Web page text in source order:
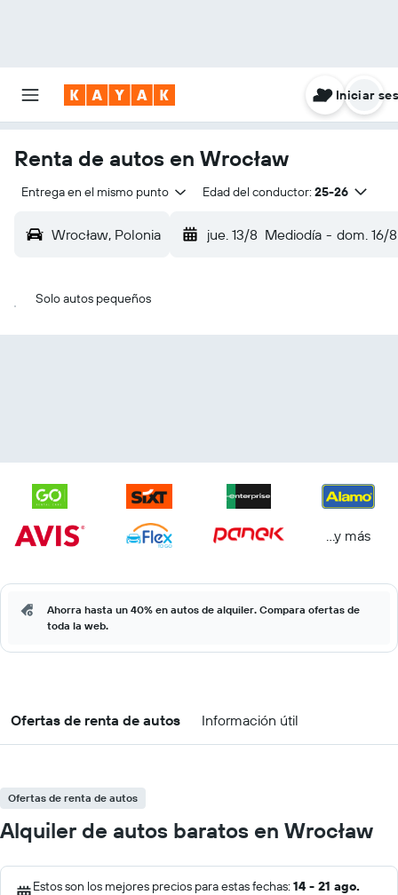
Iniciar
Renta de autos en Wrocław
Entrega en el mismo punto Edad del conductor: 25-26
Wrocław, Polonia jue. 13/8 Mediodía - dom. 16/8
Solo autos pequeños
...y más
Ahorra hasta un 40% en autos de alquiler. Compara ofertas de
toda la web.
Ofertas de renta de autos Información útil
Ofertas de renta de autos
Alquiler de autos baratos en Wrocław
Estos son los mejores precios para estas fechas: 14 - 21 ago.